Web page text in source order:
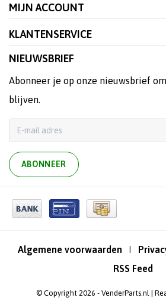
MIJN ACCOUNT
KLANTENSERVICE
NIEUWSBRIEF
Abonneer je op onze nieuwsbrief
blijven.
ABONNEER
Algemene voorwaarden
RSS Feed
© Copyright 2026 - VenderParts.nl |